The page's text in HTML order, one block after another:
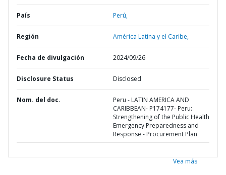
País Perú,
Región América Latina y el Caribe,
Fecha de divulgación 2024/09/26
Disclosure Status Disclosed
Nom. del doc.
Peru - LATIN AMERICA AND
CARIBBEAN- P174177- Peru:
Strengthening of the Public Health
Emergency Preparedness and
Response - Procurement Plan
Vea más